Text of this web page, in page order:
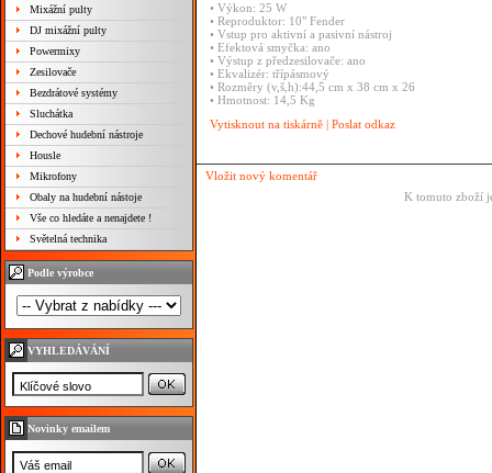
Mixážní pulty
DJ mixážní pulty
Powermixy
Zesilovače
Bezdrátové systémy
Sluchátka
Dechové hudební nástroje
Housle
Mikrofony
Obaly na hudební nástoje
Vše co hledáte a nenajdete !
Světelná technika
Podle výrobce
VYHLEDÁVÁNÍ
Novinky emailem
• Výkon: 25 W
• Reproduktor: 10" Fender
• Vstup pro aktivní a pasivní nástroj
• Efektová smyčka: ano
• Výstup z předzesilovače: ano
• Ekvalizér: třípásmový
• Rozměry (v,š,h):44,5 cm x 38 cm x 26
• Hmotnost: 14,5 Kg
Vytisknout na tiskárně | Poslat odkaz
Vložit nový komentář
K tomuto zboží